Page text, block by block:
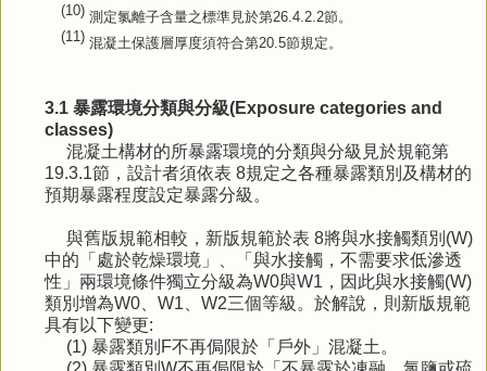
(10) 測定氯離子含量之標準見於第26.4.2.2節。
(11) 混凝土保護層厚度須符合第20.5節規定。
3.1 暴露環境分類與分級(Exposure categories and
classes)
混凝土構材的所暴露環境的分類與分級見於規範第
19.3.1節，設計者須依表 8規定之各種暴露類別及構材的
預期暴露程度設定暴露分級。
與舊版規範相較，新版規範於表 8將與水接觸類別(W)
中的「處於乾燥環境」、「與水接觸，不需要求低滲透
性」兩環境條件獨立分級為W0與W1，因此與水接觸(W)
類別增為W0、W1、W2三個等級。於解說，則新版規範
具有以下變更:
(1) 暴露類別F不再侷限於「戶外」混凝土。